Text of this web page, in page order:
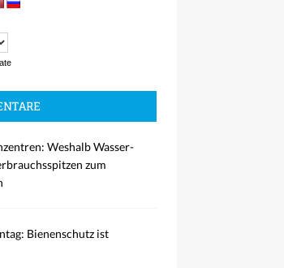
Weshalb Wasser-
zum
Bienenschutz ist